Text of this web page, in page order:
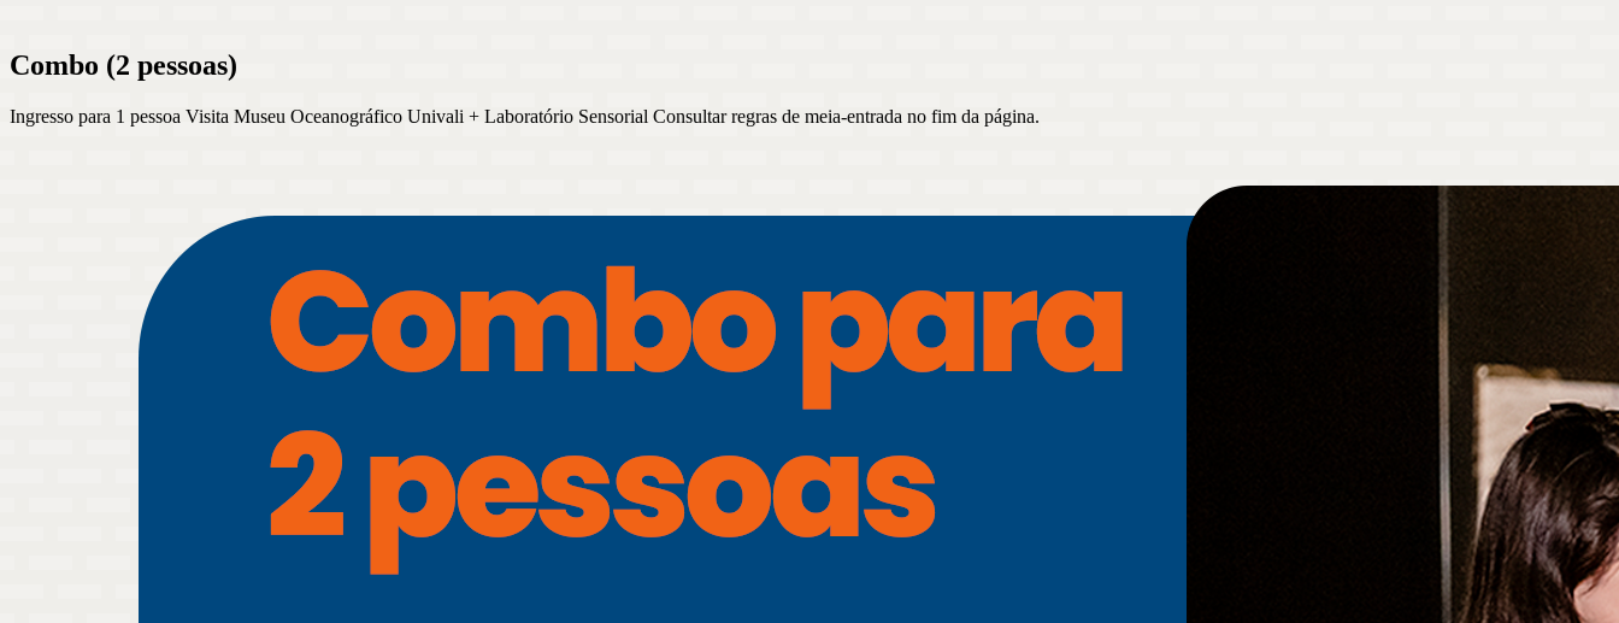
Combo (2 pessoas)
Ingresso para 1 pessoa Visita Museu Oceanográfico Univali + Laboratório Sensorial Consultar regras de meia-entrada no fim da página.